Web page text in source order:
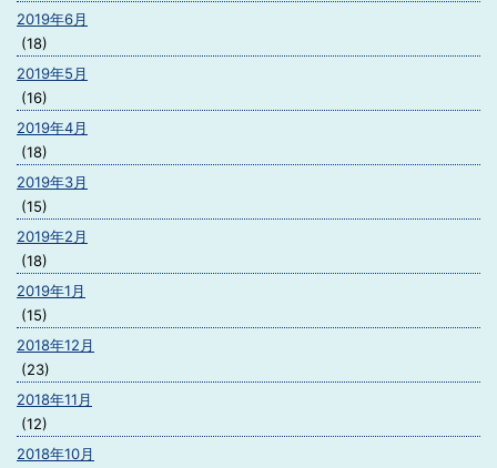
2019年6月
(18)
2019年5月
(16)
2019年4月
(18)
2019年3月
(15)
2019年2月
(18)
2019年1月
(15)
2018年12月
(23)
2018年11月
(12)
2018年10月